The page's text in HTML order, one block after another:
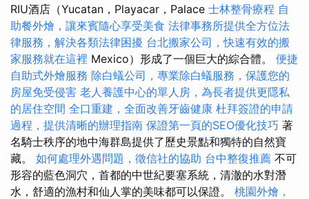
RIU酒店（Yucatan，Playacar，Palace 士林整骨療程 自
助餐外燴，讓來賓隨心享受美食 法律事務所提供全方位法
律服務，解決各類法律困擾 台北搬家公司，快速有效的搬
家服務就在這裡 Mexico）形成了一個巨大的綜合體。 便捷
自助式外燴服務 除白蟻公司，專業除白蟻服務，保護您的
房屋免受侵害 老人養護中心的單人房，為長者提供更隱私
的居住空間 全口重建，全面改善牙齒健康 杜拜簽證的申請
過程，提供清晰的辦理指南 保證第一頁的SEO優化技巧 著
名騎士秩序的地中海群島提供了歷史景點和獨特的自然寶
藏。 如何處理外遇問題，徵信社的協助 台中整復推薦 不可
形容的藍色洞穴，首都的中世紀要塞系統，清澈的水對潛
水，舒適的漁村和仙人掌的美味都可以保證。 桃園外燴，